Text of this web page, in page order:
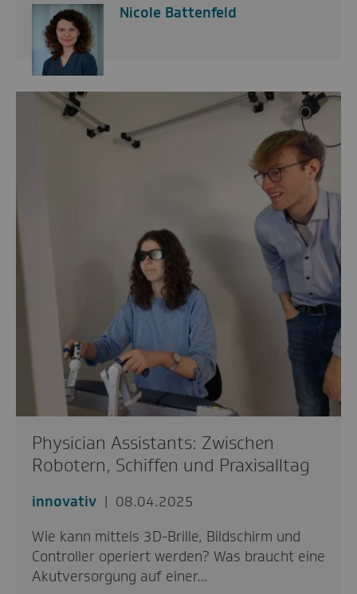
Nicole Battenfeld
Physician Assistants: Zwischen
Robotern, Schiffen und Praxisalltag
innovativ
08.04.2025
Wie kann mittels 3D-Brille, Bildschirm und
Controller operiert werden? Was braucht eine
Akutversorgung auf einer…